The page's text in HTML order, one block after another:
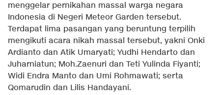
menggelar pernikahan massal warga negara
Indonesia di Negeri Meteor Garden tersebut.
Terdapat lima pasangan yang beruntung terpilih
mengikuti acara nikah massal tersebut, yakni Onki
Ardianto dan Atik Umaryati; Yudhi Hendarto dan
Juharniatun; Moh.Zaenuri dan Teti Yulinda Fiyanti;
Widi Endra Manto dan Umi Rohmawati; serta
Qomarudin dan Lilis Handayani.